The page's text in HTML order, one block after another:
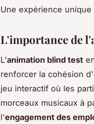
Une expérience
L'importance de
L'animation blind test
renforcer la cohésion
jeu interactif où les
morceaux musicaux à
l'engagement des